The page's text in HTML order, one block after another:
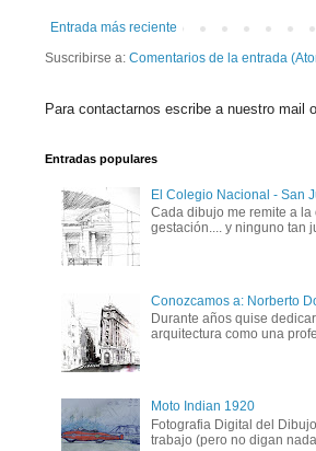
Entrada más reciente
Suscribirse a: Comentarios de la entrada
Para contactarnos escribe a nuestro mail
Entradas populares
El Colegio Nacional - San
Cada dibujo me remite a
gestación.... y ninguno tan
Conozcamos a: Norberto
Durante años quise
arquitectura como una
Moto Indian 1920
Fotografia Digital del
trabajo (pero no digan